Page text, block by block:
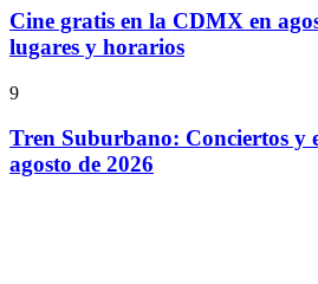
Cine gratis en la CDMX en
lugares y horarios
9
Tren Suburbano: Conciertos y
agosto de 2026